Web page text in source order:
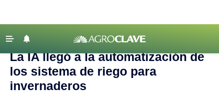
Agricultura
Ganadería
‹ VOLVER
Agroclave Ciencia y Tecnología | IA
La IA llegó a la automatización de
los sistema de riego para
invernaderos